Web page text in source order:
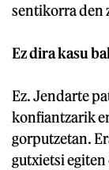
sentikorra den
Ez dira kasu
Ez. Jendarte
konfiantzarik
gorputzetan.
gutxietsi egiten